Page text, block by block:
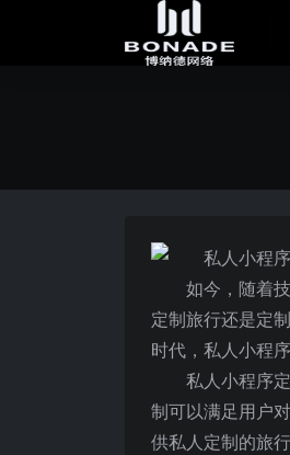
如今，随着
定制旅行还是定
时代，私人小程
私人小程序
制可以满足用户
供私人定制的旅